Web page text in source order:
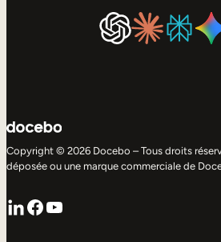
Copyright © 2026 Docebo – Tous droits
déposée ou une marque commerciale de
LinkedIn
Facebook
YouTube